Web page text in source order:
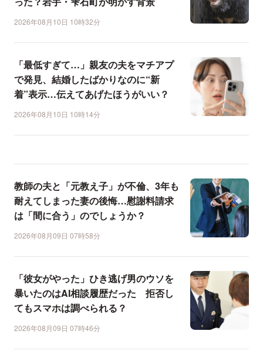
2026年08月10日 10時32分
「最低すぎて…」親友の夫をマチアプ
で発見、結婚したばかりなのに“新
着”表示…伝えてあげたほうがいい？
2026年08月10日 10時14分
教師の夫と「元教え子」が不倫、3年も
耐えてしまった妻の後悔…慰謝料請求
は「間に合う」のでしょうか？
2026年08月09日 07時58分
「彼女がやった」ひき逃げ男のウソを
暴いたのはAI相談履歴だった 拒否し
てもスマホは調べられる？
2026年08月09日 07時46分